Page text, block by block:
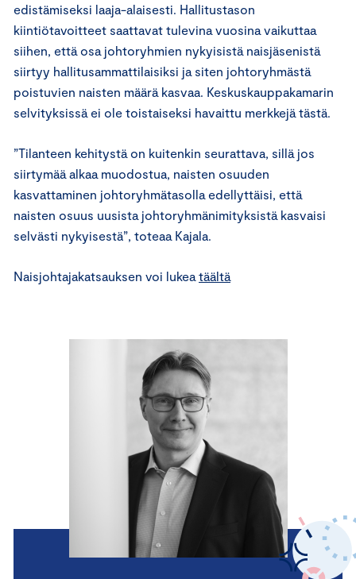
edistämiseksi laaja-alaisesti. Hallitustason
kiintiötavoitteet saattavat tulevina vuosina vaikuttaa
siihen, että osa johtoryhmien nykyisistä naisjäsenistä
siirtyy hallitusammattilaisiksi ja siten johtoryhmästä
poistuvien naisten määrä kasvaa. Keskuskauppakamarin
selvityksissä ei ole toistaiseksi havaittu merkkejä tästä.
”Tilanteen kehitystä on kuitenkin seurattava, sillä jos
siirtymää alkaa muodostua, naisten osuuden
kasvattaminen johtoryhmätasolla edellyttäisi, että
naisten osuus uusista johtoryhmänimityksistä kasvaisi
selvästi nykyisestä”, toteaa Kajala.
Naisjohtajakatsauksen voi lukea täältä